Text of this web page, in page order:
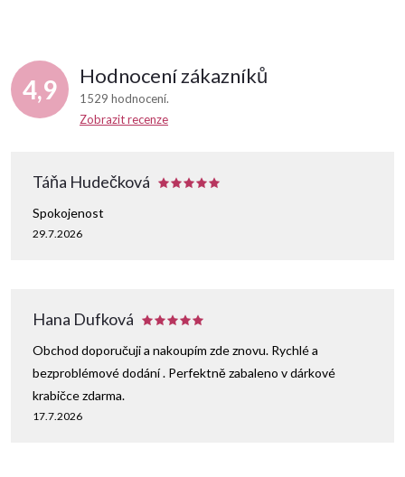
4,9 Hodnocení zákazníků
1529 hodnocení
Zobrazit recenze
Táňa Hudečková
29.7.2026
Spokojenost
Hana Dufková
17.7.2026
Obchod doporučuji a nakoupím zde znovu. Rychlé a
bezproblémové dodání . Perfektně zabaleno v dárkové
krabičce zdarma.